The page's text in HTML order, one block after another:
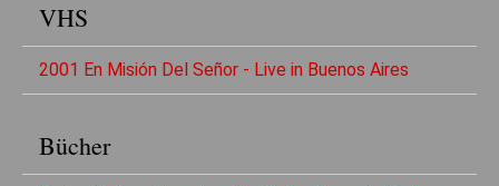
VHS
2001 En Misión Del Señor - Live in Buenos Aires
Bücher